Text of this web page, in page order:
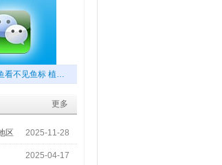
看不见鱼标 植…
更多
区 2025-11-28
2025-04-17